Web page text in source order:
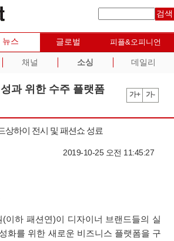
검색
뉴스 글로벌 피플&오피니언
채널 소싱 데일리
과 위한 수주 플랫폼
가+ 가-
상하이 전시 및 패션쇼 성료
2019-10-25 오전 11:45:27
(이하 패션연)이 디자이너 브랜드들의 실
화를 위한 새로운 비즈니스 플랫폼을 구